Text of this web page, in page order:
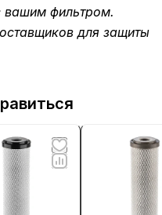
вашим фильтром.
для защиты